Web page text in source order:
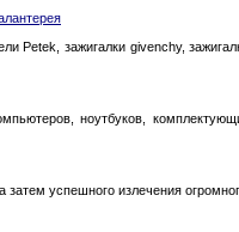
Petek, зажигалки givenchy,
ноутбуков,
успешного излечения